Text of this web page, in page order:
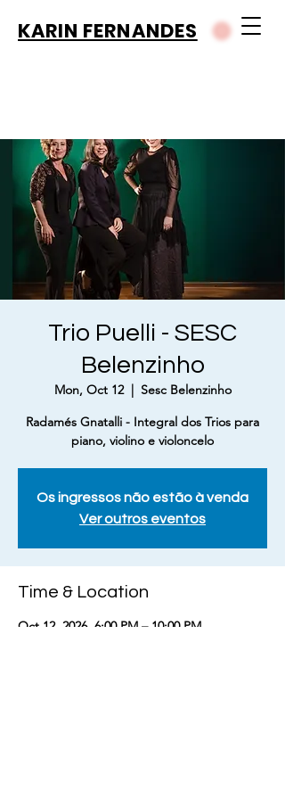
KARIN FERNANDES
Trio Puelli - SESC
Belenzinho
Mon, Oct 12
  |
Sesc Belenzinho
Radamés Gnatalli - Integral dos Trios para
piano, violino e violoncelo
Os ingressos não estão à venda
Ver outros eventos
Time & Location
Oct 12, 2026, 6:00 PM – 10:00 PM